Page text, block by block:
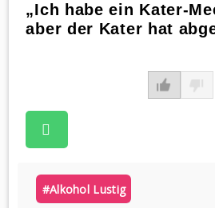
„Ich habe ein Kater-
aber der Kater hat
#alkohol Lustig